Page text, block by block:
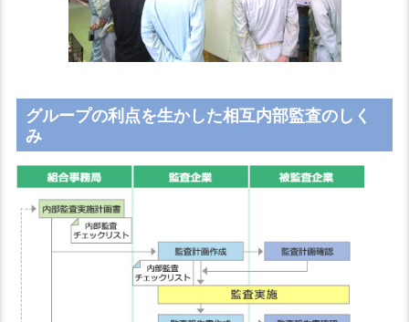
グループの利点を生かした相互内部監査のしく
み